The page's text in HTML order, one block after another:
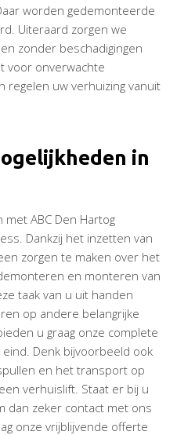
worden gedemonteerde
Uiteraard zorgen we
zonder beschadigingen
voor onverwachte
regelen uw verhuizing vanuit
in
ABC Den Hartog
Dankzij het inzetten van
zorgen te maken over het
en monteren van
taak van u uit handen
op andere belangrijke
u graag onze complete
Denk bijvoorbeeld ook
en het transport op
verhuislift. Staat er bij u
dan zeker contact met ons
onze vrijblijvende offerte